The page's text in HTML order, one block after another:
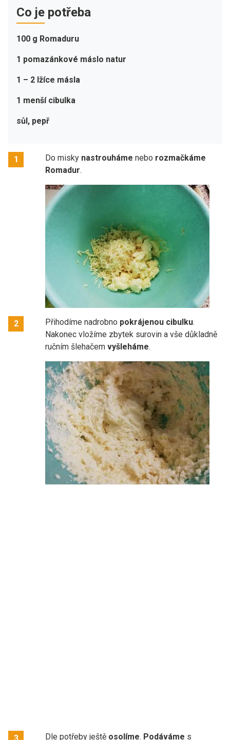
Co je potřeba
100 g Romaduru
1 pomazánkové máslo natur
1 – 2 lžíce másla
1 menší cibulka
sůl, pepř
1 Do misky nastrouháme nebo rozmačkáme
Romadur.
2 Přihodíme nadrobno pokrájenou cibulku.
Nakonec vložíme zbytek surovin a vše důkladně
ručním šlehačem vyšleháme.
3 Dle potřeby ještě osolíme. Podáváme s